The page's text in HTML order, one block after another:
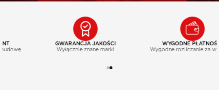
JAK WYPOŻYCZAĆ?
GWARANCJA JAKOŚCI
Wyłącznie znane marki
WYGODNE PŁATNOŚCI
Wygodne rozliczanie za wynajem